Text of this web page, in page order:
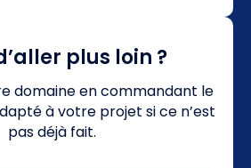
plus loin ?
domaine en commandant le
à votre projet si ce n’est
pas déjà fait.